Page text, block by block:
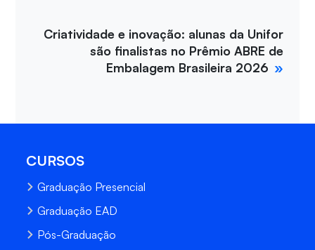
Criatividade e inovação: alunas da Unifor
são finalistas no Prêmio ABRE de
Embalagem Brasileira 2026
CURSOS
Graduação Presencial
Graduação EAD
Pós-Graduação